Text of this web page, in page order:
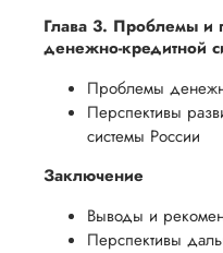
Глава 3. Проблемы и
денежно-кредитной
Проблемы
Перспективы
системы России
Заключение
Выводы и
Перспективы